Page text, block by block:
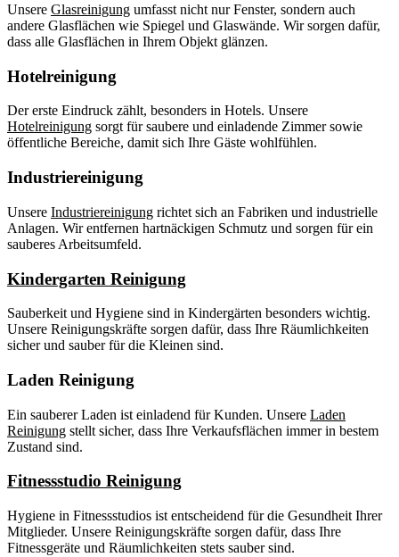
Unsere Glasreinigung umfasst nicht nur Fenster, sondern auch
andere Glasflächen wie Spiegel und Glaswände. Wir sorgen dafür,
dass alle Glasflächen in Ihrem Objekt glänzen.
Hotelreinigung
Der erste Eindruck zählt, besonders in Hotels. Unsere
Hotelreinigung sorgt für saubere und einladende Zimmer sowie
öffentliche Bereiche, damit sich Ihre Gäste wohlfühlen.
Industriereinigung
Unsere Industriereinigung richtet sich an Fabriken und industrielle
Anlagen. Wir entfernen hartnäckigen Schmutz und sorgen für ein
sauberes Arbeitsumfeld.
Kindergarten Reinigung
Sauberkeit und Hygiene sind in Kindergärten besonders wichtig.
Unsere Reinigungskräfte sorgen dafür, dass Ihre Räumlichkeiten
sicher und sauber für die Kleinen sind.
Laden Reinigung
Ein sauberer Laden ist einladend für Kunden. Unsere Laden
Reinigung stellt sicher, dass Ihre Verkaufsflächen immer in bestem
Zustand sind.
Fitnessstudio Reinigung
Hygiene in Fitnessstudios ist entscheidend für die Gesundheit Ihrer
Mitglieder. Unsere Reinigungskräfte sorgen dafür, dass Ihre
Fitnessgeräte und Räumlichkeiten stets sauber sind.